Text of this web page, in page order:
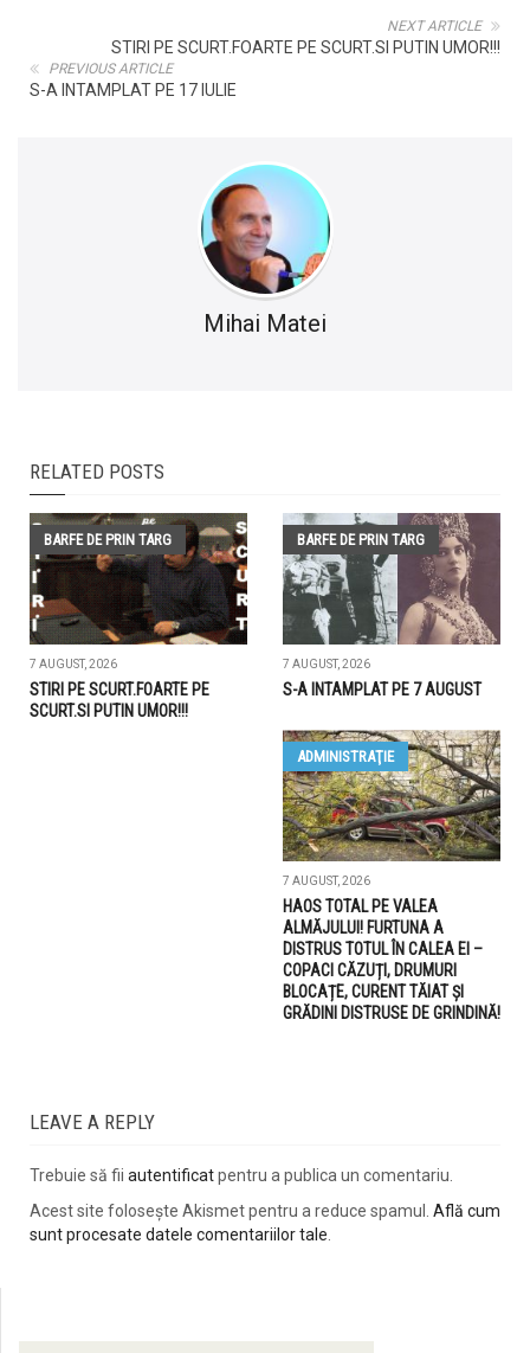
NEXT ARTICLE
STIRI PE SCURT.FOARTE PE SCURT.SI PUTIN UMOR!!!
PREVIOUS ARTICLE
S-A INTAMPLAT PE 17 IULIE
Mihai Matei
RELATED POSTS
BARFE DE PRIN TARG
7 AUGUST, 2026
STIRI PE SCURT.FOARTE PE
SCURT.SI PUTIN UMOR!!!
BARFE DE PRIN TARG
7 AUGUST, 2026
S-A INTAMPLAT PE 7 AUGUST
ADMINISTRAŢIE
7 AUGUST, 2026
HAOS TOTAL PE VALEA
ALMĂJULUI! FURTUNA A
DISTRUS TOTUL ÎN CALEA EI –
COPACI CĂZUȚI, DRUMURI
BLOCAȚE, CURENT TĂIAT ȘI
GRĂDINI DISTRUSE DE GRINDINĂ!
LEAVE A REPLY
Trebuie să fii autentificatpentru a publica un comentariu.
Acest site folosește Akismet pentru a reduce spamul. Află cum
sunt procesate datele comentariilor tale